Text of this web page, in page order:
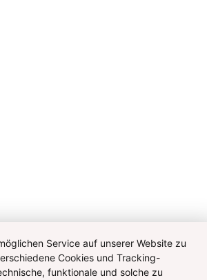
Service auf unserer Website zu
Cookies und Tracking-
funktionale und solche zu